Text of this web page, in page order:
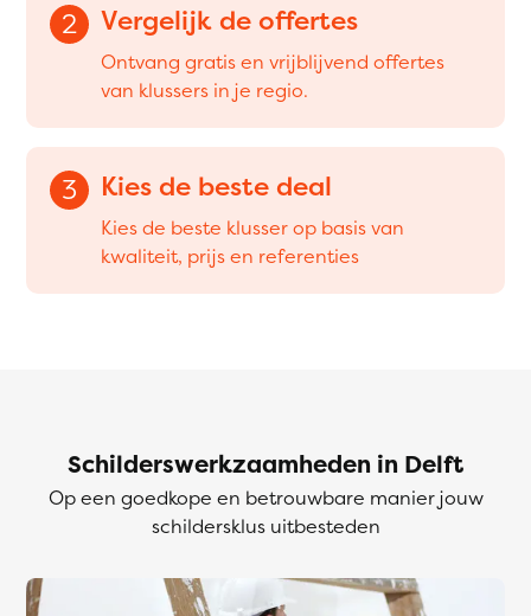
2 Vergelijk de offertes
Ontvang gratis en vrijblijvend offertes
van klussers in je regio.
3 Kies de beste deal
Kies de beste klusser op basis van
kwaliteit, prijs en referenties
Schilderswerkzaamheden in Delft
Op een goedkope en betrouwbare manier jouw
schildersklus uitbesteden